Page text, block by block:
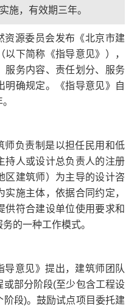
施，有效期三年。
源委员会发布《北京市建
下简称《指导意见》），
服务内容、责任划分、服务
明确规定。《指导意见》自
负责制是以担任民用和低
持人或设计总负责人的注册
区建筑师）为主导的设计咨
施主体，依据合同约定，
供符合建设单位使用要求和
的一种工作模式。
意见》提出，建筑师团队
部分阶段(至少包含工程设
段)。鼓励试点项目委托建